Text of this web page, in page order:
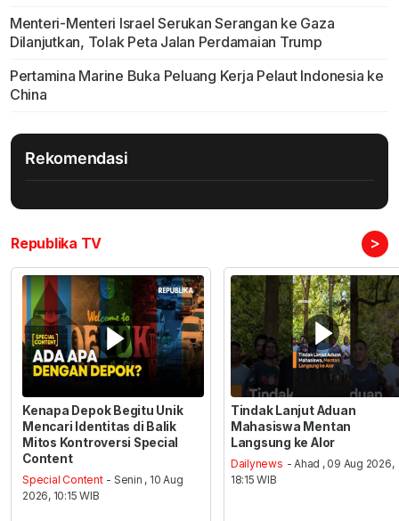
Menteri-Menteri Israel Serukan Serangan ke Gaza
Dilanjutkan, Tolak Peta Jalan Perdamaian Trump
Pertamina Marine Buka Peluang Kerja Pelaut Indonesia ke
China
Rekomendasi
Republika TV >
Kenapa Depok Begitu Unik
Mencari Identitas di Balik
Mitos Kontroversi Special
Content
Special Content - Senin , 10 Aug
2026, 10:15 WIB
Tindak Lanjut Aduan
Mahasiswa Mentan
Langsung ke Alor
Dailynews - Ahad , 09 Aug 2026,
18:15 WIB